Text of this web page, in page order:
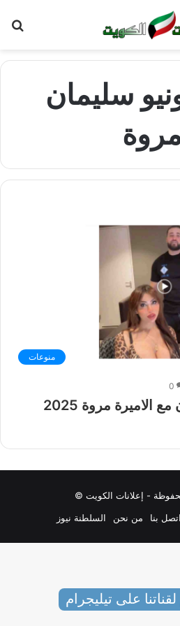
سليمان
منوعات
0
مقطع انطونيو سليمان مع الاميرة مروة 2025
- إعلانات الكويت ©
اتصل بنا من نحن السلطنة نيوز
على تيليجرام